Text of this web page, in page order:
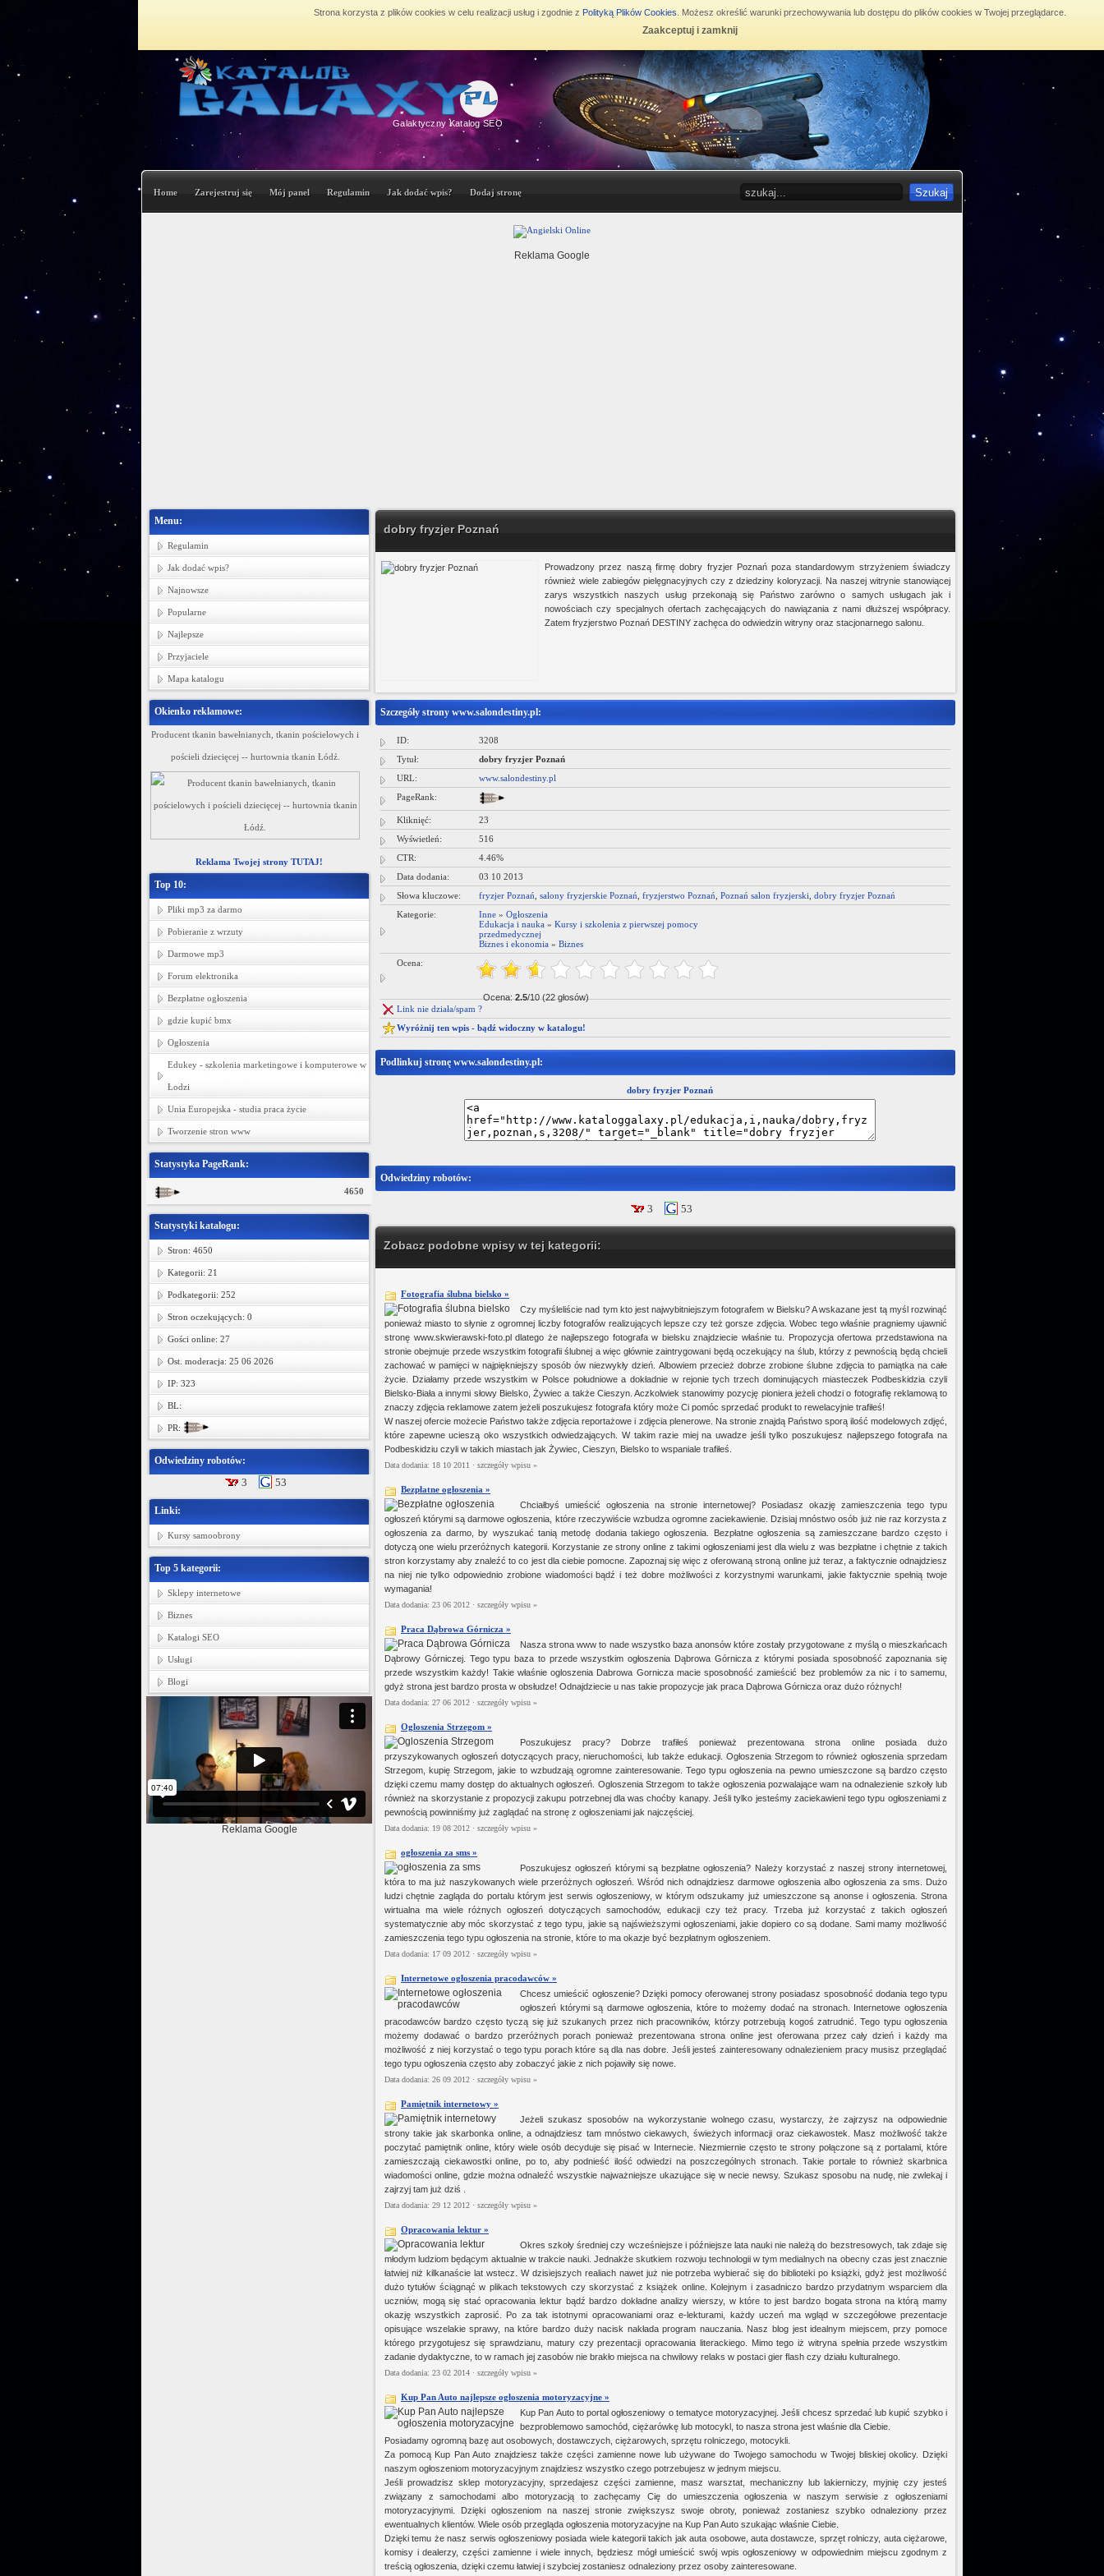
Strona korzysta z plików cookies w celu realizacji usług i zgodnie z Polityką Plików Cookies . Możesz określić warunki przechowywania lub dostępu do plików cookies w Twojej przeglądarce.
Zaakceptuj i zamknij
Galaktyczny Katalog SEO
Home Zarejestruj się Mój panel Regulamin Jak dodać wpis? Dodaj stronę
Reklama Google
Menu:
Regulamin
Jak dodać wpis?
Najnowsze
Popularne
Najlepsze
Przyjaciele
Mapa katalogu
Okienko reklamowe:
Producent tkanin bawełnianych, tkanin pościelowych i
pościeli dziecięcej -- hurtownia tkanin Łódź.
Reklama Twojej strony TUTAJ!
Top 10:
Pliki mp3 za darmo
Pobieranie z wrzuty
Darmowe mp3
Forum elektronika
Bezpłatne ogłoszenia
gdzie kupić bmx
Ogłoszenia
Edukey - szkolenia marketingowe i komputerowe w
Łodzi
Unia Europejska - studia praca życie
Tworzenie stron www
Statystyka PageRank:
4650
Statystyki katalogu:
Stron: 4650
Kategorii: 21
Podkategorii: 252
Stron oczekujących: 0
Gości online: 27
Ost. moderacja: 25 06 2026
IP: 323
BL:
PR:
Odwiedziny robotów:
3 53
Linki:
Kursy samoobrony
Top 5 kategorii:
Sklepy internetowe
Biznes
Katalogi SEO
Usługi
Blogi
Reklama Google
dobry fryzjer Poznań
Prowadzony przez naszą firmę dobry fryzjer Poznań poza standardowym strzyżeniem świadczy
również wiele zabiegów pielęgnacyjnych czy z dziedziny koloryzacji. Na naszej witrynie stanowiącej
zarys wszystkich naszych usług przekonają się Państwo zarówno o samych usługach jak i
nowościach czy specjalnych ofertach zachęcających do nawiązania z nami dłuższej współpracy.
Zatem fryzjerstwo Poznań DESTINY zachęca do odwiedzin witryny oraz stacjonarnego salonu.
Szczegóły strony www.salondestiny.pl:
ID:
3208
Tytuł:
dobry fryzjer Poznań
URL:
www.salondestiny.pl
PageRank:
Kliknięć:
23
Wyświetleń:
516
CTR:
4.46%
Data dodania:
03 10 2013
Słowa kluczowe:
fryzjer Poznań salony fryzjerskie Poznań fryzjerstwo Poznań Poznań salon fryzjerski dobry fryzjer Poznań
Kategorie:
Inne » Ogłoszenia
Edukacja i nauka » Kursy i szkolenia z pierwszej pomocy
przedmedycznej
Biznes i ekonomia » Biznes
Ocena:
Ocena:2.5/10 (22 głosów)
Link nie działa/spam ?
Wyróżnij ten wpis - bądź widoczny w katalogu!
Podlinkuj stronę www.salondestiny.pl:
dobry fryzjer Poznań
Odwiedziny robotów:
3 53
Zobacz podobne wpisy w tej kategorii:
Fotografia ślubna bielsko »
Czy myśleliście nad tym kto jest najwybitniejszym fotografem w Bielsku? A wskazane jest tą myśl rozwinąć
ponieważ miasto to słynie z ogromnej liczby fotografów realizujących lepsze czy też gorsze zdjęcia. Wobec tego właśnie pragniemy ujawnić
stronę www.skwierawski-foto.pl dlatego że najlepszego fotografa w bielsku znajdziecie właśnie tu. Propozycja ofertowa przedstawiona na
stronie obejmuje przede wszystkim fotografii ślubnej a więc głównie zaintrygowani będą oczekujący na ślub, którzy z pewnością będą chcieli
zachować w pamięci w najpiękniejszy sposób ów niezwykły dzień. Albowiem przecież dobrze zrobione ślubne zdjęcia to pamiątka na całe
życie. Działamy przede wszystkim w Polsce południowe a dokładnie w rejonie tych trzech dominujących miasteczek Podbeskidzia czyli
Bielsko-Biała a innymi słowy Bielsko, Żywiec a także Cieszyn. Aczkolwiek stanowimy pozycję pioniera jeżeli chodzi o fotografię reklamową to
znaczy zdjęcia reklamowe zatem jeżeli poszukujesz fotografa który może Ci pomóc sprzedać produkt to rewelacyjnie trafiłeś!
W naszej ofercie możecie Państwo także zdjęcia reportażowe i zdjęcia plenerowe. Na stronie znajdą Państwo sporą ilość modelowych zdjęć,
które zapewne ucieszą oko wszystkich odwiedzających. W takim razie miej na uwadze jeśli tylko poszukujesz najlepszego fotografa na
Podbeskidziu czyli w takich miastach jak Żywiec, Cieszyn, Bielsko to wspaniale trafiłeś.
Data dodania: 18 10 2011 · szczegóły wpisu »
Bezpłatne ogłoszenia »
Chciałbyś umieścić ogłoszenia na stronie internetowej? Posiadasz okazję zamieszczenia tego typu
ogłoszeń którymi są darmowe ogłoszenia, które rzeczywiście wzbudza ogromne zaciekawienie. Dzisiaj mnóstwo osób już nie raz korzysta z
ogłoszenia za darmo, by wyszukać tanią metodę dodania takiego ogłoszenia. Bezpłatne ogłoszenia są zamieszczane bardzo często i
dotyczą one wielu przeróżnych kategorii. Korzystanie ze strony online z takimi ogłoszeniami jest dla wielu z was bezpłatne i chętnie z takich
stron korzystamy aby znaleźć to co jest dla ciebie pomocne. Zapoznaj się więc z oferowaną stroną online już teraz, a faktycznie odnajdziesz
na niej nie tylko odpowiednio zrobione wiadomości bądź i też dobre możliwości z korzystnymi warunkami, jakie faktycznie spełnią twoje
wymagania!
Data dodania: 23 06 2012 · szczegóły wpisu »
Praca Dąbrowa Górnicza »
Nasza strona www to nade wszystko baza anonsów które zostały przygotowane z myślą o mieszkańcach
Dąbrowy Górniczej. Tego typu baza to przede wszystkim ogłoszenia Dąbrowa Górnicza z którymi posiada sposobność zapoznania się
przede wszystkim każdy! Takie właśnie ogloszenia Dabrowa Gornicza macie sposobność zamieścić bez problemów za nic i to samemu,
gdyż strona jest bardzo prosta w obsłudze! Odnajdziecie u nas takie propozycje jak praca Dąbrowa Górnicza oraz dużo różnych!
Data dodania: 27 06 2012 · szczegóły wpisu »
Ogloszenia Strzegom »
Poszukujesz pracy? Dobrze trafiłeś ponieważ prezentowana strona online posiada dużo
przyszykowanych ogłoszeń dotyczących pracy, nieruchomości, lub także edukacji. Ogłoszenia Strzegom to również ogłoszenia sprzedam
Strzegom, kupię Strzegom, jakie to wzbudzają ogromne zainteresowanie. Tego typu ogłoszenia na pewno umieszczone są bardzo często
dzięki czemu mamy dostęp do aktualnych ogłoszeń. Ogloszenia Strzegom to także ogłoszenia pozwalające wam na odnalezienie szkoły lub
również na skorzystanie z propozycji zakupu potrzebnej dla was choćby kanapy. Jeśli tylko jesteśmy zaciekawieni tego typu ogłoszeniami z
pewnością powinniśmy już zaglądać na stronę z ogłoszeniami jak najczęściej.
Data dodania: 19 08 2012 · szczegóły wpisu »
ogłoszenia za sms »
Poszukujesz ogłoszeń którymi są bezpłatne ogłoszenia? Należy korzystać z naszej strony internetowej,
która to ma już naszykowanych wiele przeróżnych ogłoszeń. Wśród nich odnajdziesz darmowe ogłoszenia albo ogłoszenia za sms. Dużo
ludzi chętnie zagląda do portalu którym jest serwis ogłoszeniowy, w którym odszukamy już umieszczone są anonse i ogłoszenia. Strona
wirtualna ma wiele różnych ogłoszeń dotyczących samochodów, edukacji czy też pracy. Trzeba już korzystać z takich ogłoszeń
systematycznie aby móc skorzystać z tego typu, jakie są najświeższymi ogłoszeniami, jakie dopiero co są dodane. Sami mamy możliwość
zamieszczenia tego typu ogłoszenia na stronie, które to ma okazje być bezpłatnym ogłoszeniem.
Data dodania: 17 09 2012 · szczegóły wpisu »
Internetowe ogłoszenia pracodawców »
Chcesz umieścić ogłoszenie? Dzięki pomocy oferowanej strony posiadasz sposobność dodania tego typu
ogłoszeń którymi są darmowe ogłoszenia, które to możemy dodać na stronach. Internetowe ogłoszenia
pracodawców bardzo często tyczą się już szukanych przez nich pracowników, którzy potrzebują kogoś zatrudnić. Tego typu ogłoszenia
możemy dodawać o bardzo przeróżnych porach ponieważ prezentowana strona online jest oferowana przez cały dzień i każdy ma
możliwość z niej korzystać o tego typu porach które są dla nas dobre. Jeśli jesteś zainteresowany odnalezieniem pracy musisz przeglądać
tego typu ogłoszenia często aby zobaczyć jakie z nich pojawiły się nowe.
Data dodania: 26 09 2012 · szczegóły wpisu »
Pamiętnik internetowy »
Jeżeli szukasz sposobów na wykorzystanie wolnego czasu, wystarczy, że zajrzysz na odpowiednie
strony takie jak skarbonka online, a odnajdziesz tam mnóstwo ciekawych, świeżych informacji oraz ciekawostek. Masz możliwość także
poczytać pamiętnik online, który wiele osób decyduje się pisać w Internecie. Niezmiernie często te strony połączone są z portalami, które
zamieszczają ciekawostki online, po to, aby podnieść ilość odwiedzi na poszczególnych stronach. Takie portale to również skarbnica
wiadomości online, gdzie można odnaleźć wszystkie najważniejsze ukazujące się w necie newsy. Szukasz sposobu na nudę, nie zwlekaj i
zajrzyj tam już dziś .
Data dodania: 29 12 2012 · szczegóły wpisu »
Opracowania lektur »
Okres szkoły średniej czy wcześniejsze i późniejsze lata nauki nie należą do bezstresowych, tak zdaje się
młodym ludziom będącym aktualnie w trakcie nauki. Jednakże skutkiem rozwoju technologii w tym medialnych na obecny czas jest znacznie
łatwiej niż kilkanaście lat wstecz. W dzisiejszych realiach nawet już nie potrzeba wybierać się do biblioteki po książki, gdyż jest możliwość
dużo tytułów ściągnąć w plikach tekstowych czy skorzystać z książek online. Kolejnym i zasadniczo bardzo przydatnym wsparciem dla
uczniów, mogą się stać opracowania lektur bądź bardzo dokładne analizy wierszy, w które to jest bardzo bogata strona na którą mamy
okazję wszystkich zaprosić. Po za tak istotnymi opracowaniami oraz e-lekturami, każdy uczeń ma wgląd w szczegółowe prezentacje
opisujące wszelakie sprawy, na które bardzo duży nacisk nakłada program nauczania. Nasz blog jest idealnym miejscem, przy pomoce
którego przygotujesz się sprawdzianu, matury czy prezentacji opracowania literackiego. Mimo tego iż witryna spełnia przede wszystkim
zadanie dydaktyczne, to w ramach jej zasobów nie brakło miejsca na chwilowy relaks w postaci gier flash czy działu kulturalnego.
Data dodania: 23 02 2014 · szczegóły wpisu »
Kup Pan Auto najlepsze ogłoszenia motoryzacyjne »
Kup Pan Auto to portal ogłoszeniowy o tematyce motoryzacyjnej. Jeśli chcesz sprzedać lub kupić szybko i
bezproblemowo samochód, ciężarówkę lub motocykl, to nasza strona jest właśnie dla Ciebie.
Posiadamy ogromną bazę aut osobowych, dostawczych, ciężarowych, sprzętu rolniczego, motocykli.
Za pomocą Kup Pan Auto znajdziesz także części zamienne nowe lub używane do Twojego samochodu w Twojej bliskiej okolicy. Dzięki
naszym ogłoszeniom motoryzacyjnym znajdziesz wszystko czego potrzebujesz w jednym miejscu.
Jeśli prowadzisz sklep motoryzacyjny, sprzedajesz części zamienne, masz warsztat, mechaniczny lub lakierniczy, myjnię czy jesteś
związany z samochodami albo motoryzacją to zachęcamy Cię do umieszczenia ogłoszenia w naszym serwisie z ogłoszeniami
motoryzacyjnymi. Dzięki ogłoszeniom na naszej stronie zwiększysz swoje obroty, ponieważ zostaniesz szybko odnaleziony przez
ewentualnych klientów. Wiele osób przegląda ogłoszenia motoryzacyjne na Kup Pan Auto szukając właśnie Ciebie.
Dzięki temu że nasz serwis ogłoszeniowy posiada wiele kategorii takich jak auta osobowe, auta dostawcze, sprzęt rolniczy, auta ciężarowe,
komisy i dealerzy, części zamienne i wiele innych, będziesz mógł umieścić swój wpis ogłoszeniowy w odpowiednim miejscu zgodnym z
treścią ogłoszenia, dzięki czemu łatwiej i szybciej zostaniesz odnaleziony przez osoby zainteresowane.